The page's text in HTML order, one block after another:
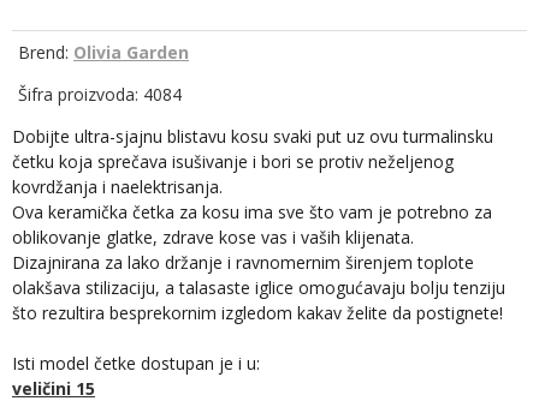
Brend: Olivia Garden
Šifra proizvoda: 4084
Dobijte ultra-sjajnu blistavu kosu svaki put uz ovu turmalinsku
četku koja sprečava isušivanje i bori se protiv neželjenog
kovrdžanja i naelektrisanja.
Ova keramička četka za kosu ima sve što vam je potrebno za
oblikovanje glatke, zdrave kose vas i vaših klijenata.
Dizajnirana za lako držanje i ravnomernim širenjem toplote
olakšava stilizaciju, a talasaste iglice omogućavaju bolju tenziju
što rezultira besprekornim izgledom kakav želite da postignete!
Isti model četke dostupan je i u:
veličini 15